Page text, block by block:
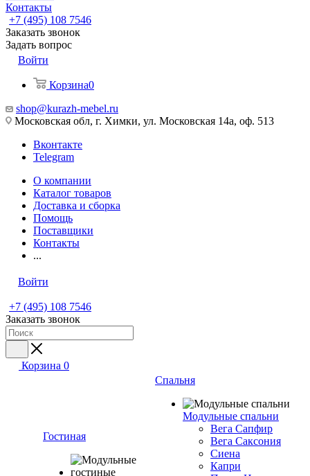
Контакты
+7 (495) 108 7546
Заказать звонок
Задать вопрос
Войти
Корзина0
shop@kurazh-mebel.ru
Московская обл, г. Химки, ул. Московская 14а, оф. 513
Вконтакте
Telegram
О компании
Каталог товаров
Доставка и сборка
Помощь
Поставщики
Контакты
...
Войти
+7 (495) 108 7546
Заказать звонок
Корзина 0
Гостиная
Спальня
Модульные спальни
Вега Сапфир
Вега Саксония
Сиена
Капри